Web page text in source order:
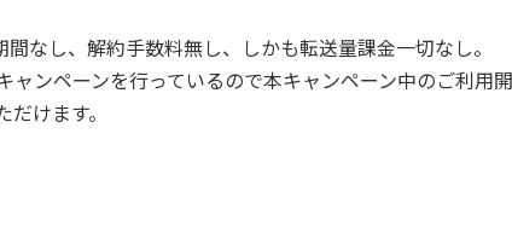
なし、解約手数料無し、しかも転送量課金一切なし。
ャンペーンを行っているので本キャンペーン中のご利用開
けます。